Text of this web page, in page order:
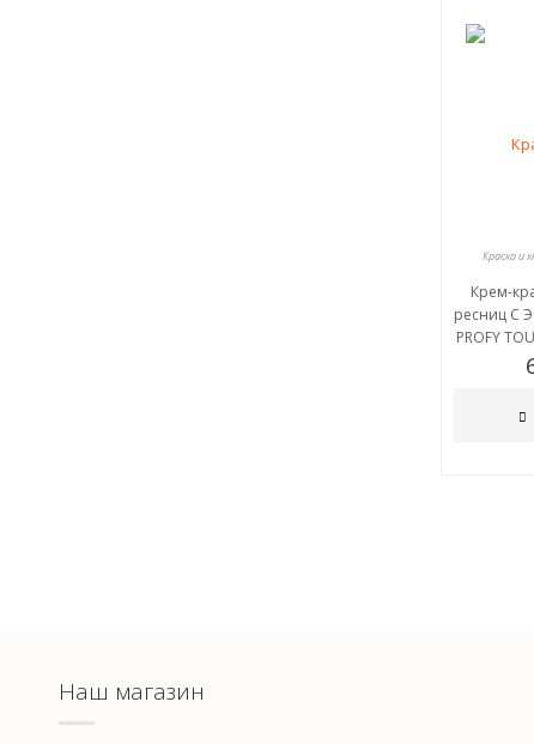
Краска и
Крем-
ресниц С
PROFY
Наш магазин